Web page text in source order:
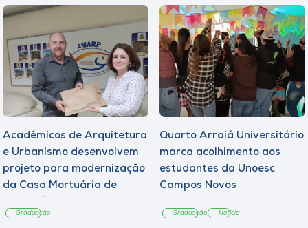
Acadêmicos de Arquitetura
e Urbanismo desenvolvem
projeto para modernização
da Casa Mortuária de
Graduação
Quarto Arraiá Universitário
marca acolhimento aos
estudantes da Unoesc
Campos Novos
Graduação Notícia